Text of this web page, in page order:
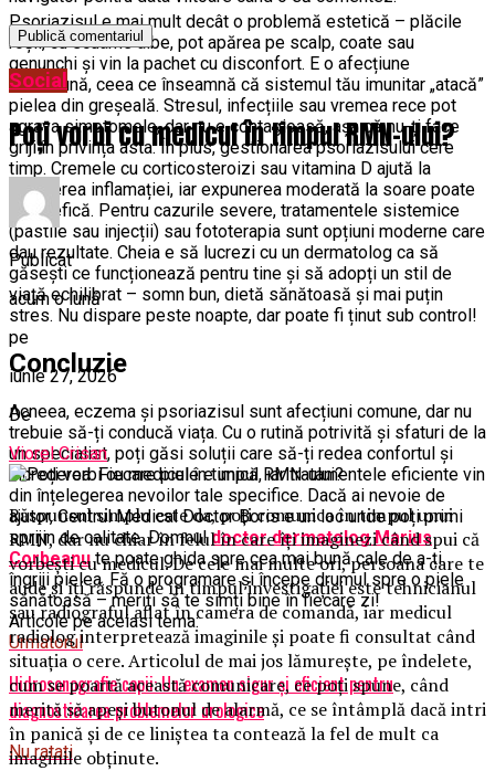
Psoriazisul e mai mult decât o problemă estetică – plăcile
roșii, cu scuame albe, pot apărea pe scalp, coate sau
genunchi și vin la pachet cu disconfort. E o afecțiune
autoimună, ceea ce înseamnă că sistemul tău imunitar „atacă”
pielea din greșeală. Stresul, infecțiile sau vremea rece pot
agrava simptomele, dar nu e contagioasă, așa că nu-ți face
griji în privința asta. În plus, gestionarea psoriazisului cere
timp. Cremele cu corticosteroizi sau vitamina D ajută la
reducerea inflamației, iar expunerea moderată la soare poate
fi benefică. Pentru cazurile severe, tratamentele sistemice
(pastile sau injecții) sau fototerapia sunt opțiuni moderne care
dau rezultate. Cheia e să lucrezi cu un dermatolog ca să
găsești ce funcționează pentru tine și să adopți un stil de
viață echilibrat – somn bun, dietă sănătoasă și mai puțin
stres. Nu dispare peste noapte, dar poate fi ținut sub control!
Concluzie
Acneea, eczema și psoriazisul sunt afecțiuni comune, dar nu
trebuie să-ți conducă viața. Cu o rutină potrivită și sfaturi de la
un specialist, poți găsi soluții care să-ți redea confortul și
încrederea. Fiecare piele e unică, iar tratamentele eficiente vin
din înțelegerea nevoilor tale specifice. Dacă ai nevoie de
ajutor, Centrul Medical Doctor Boris e un loc unde poți primi
sprijin de calitate. Domnuldoctor dermatolog Marius
Corbeanute poate ghida spre cea mai bună cale de a-ți
îngriji pielea. Fă o programare și începe drumul spre o piele
sănătoasă – meriți să te simți bine în fiecare zi!
Articole pe aceiasi tema:
Urmatorul
Hidrosonografie copii: Un examen sigur și eficient pentru
diagnosticarea problemelor urologice
Nu ratati
Social
Poți vorbi cu medicul în timpul RMN-ului?
Publicat
acum o lună
pe
iunie 27, 2026
De
Viorel Crisan
Răspunsul simplu este da, poți comunica în timpul unui
RMN, dar nu chiar în felul în care îți imaginezi când spui că
vorbești cu medicul. De cele mai multe ori, persoana care te
aude și îți răspunde în timpul investigației este tehnicianul
sau radiograful aflat în camera de comandă, iar medicul
radiolog interpretează imaginile și poate fi consultat când
situația o cere. Articolul de mai jos lămurește, pe îndelete,
cum se poartă această comunicare, ce poți spune, când
merită să apeși butonul de alarmă, ce se întâmplă dacă intri
în panică și de ce liniștea ta contează la fel de mult ca
imaginile obținute.